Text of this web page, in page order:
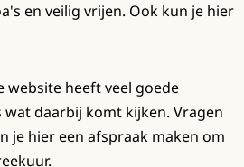
en veilig vrijen. Ook kun je hier
website heeft veel goede
daarbij komt kijken. Vragen
je hier een afspraak maken om